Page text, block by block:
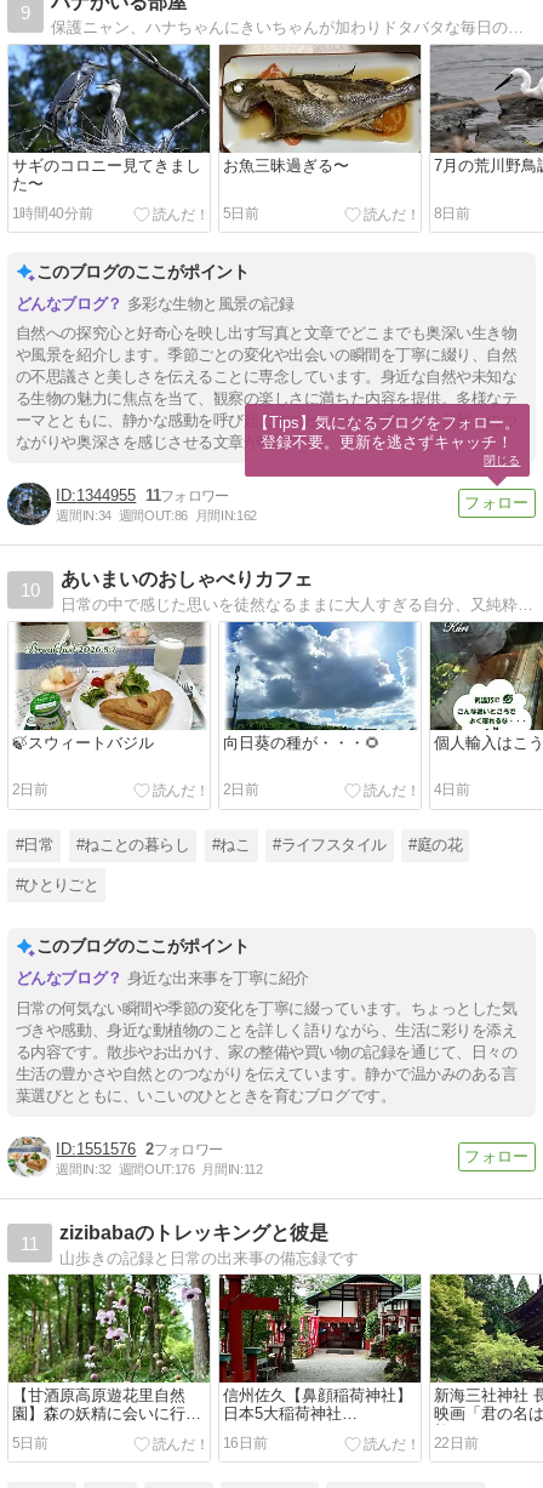
9
保護ニャン、ハナちゃんにきいちゃんが加わりドタバタな毎日の生活と自分の趣味の事、鳥を見たりキノコ菌に侵されている事など気ままに書いてます
サギのコロニー見てきまし
た〜
1時間40分前
お魚三昧過ぎる〜
5日前
7月の荒川野鳥
8日前
このブログのここがポイント
多彩な生物と風景の記録
自然への探究心と好奇心を映し出す写真と文章でどこまでも奥深い生き物
や風景を紹介します。季節ごとの変化や出会いの瞬間を丁寧に綴り、自然
の不思議さと美しさを伝えることに専念しています。身近な自然や未知な
る生物の魅力に焦点を当て、観察の楽しさに満ちた内容を提供。多様なテ
ーマとともに、静かな感動を呼び起こすエピソードを通じて、自然とのつ
ながりや奥深さを感じさせる文章が特徴です。
1344955 11
週間IN:34 週間OUT:86 月間IN:162
10
あいまいのおしゃべりカフェ
日常の中で感じた思いを徒然なるままに大人すぎる自分、又純粋すぎる自分を日々腹立たしく思ったり愛おしく思うことも
🍃スウィートバジル
2日前
向日葵の種が・・・🌻
2日前
個人輸入はこ
4日前
#日常 #ねことの暮らし #ねこ #ライフスタイル #庭の花
#ひとりごと
このブログのここがポイント
身近な出来事を丁寧に紹介
日常の何気ない瞬間や季節の変化を丁寧に綴っています。ちょっとした気
づきや感動、身近な動植物のことを詳しく語りながら、生活に彩りを添え
る内容です。散歩やお出かけ、家の整備や買い物の記録を通じて、日々の
生活の豊かさや自然とのつながりを伝えています。静かで温かみのある言
葉選びとともに、いこいのひとときを育むブログです。
1551576 2
週間IN:32 週間OUT:176 月間IN:112
11
zizibabaのトレッキングと彼是
山歩きの記録と日常の出来事の備忘録です
【甘酒原高原遊花里自然
園】森の妖精に会いに行く
2026.08.03
5日前
信州佐久【鼻顔稲荷神社】
日本5大稲荷神社
2026.07.12
16日前
新海三社神社
映画「君の名
礼スポット
22日前
【Tips】気になるブログをフォロー。
登録不要。更新を逃さずキャッチ！
閉じる